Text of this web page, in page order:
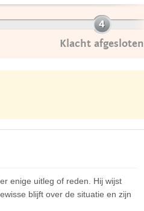
Klacht afgesloten
enige uitleg of reden. Hij wijst
blijft over de situatie en zijn